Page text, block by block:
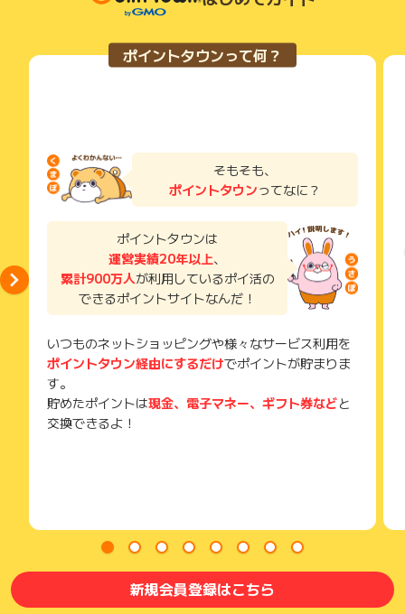
お問い合わせをした場合、ポイント獲得対象外となる場合がご
サービス・お買い物利用時にお電話など2つ以上の申し込み方
法がある場合、必ずサイト上のWEBフォームからお申し込みく
了などのメールは、ポイント獲得するまで必ず保管してくださ
獲得待ち・獲得失敗の状態でお問い合わせされる際に、該当の
メールを送っていただく場合がございます。
そのため、紛失・破棄された場合は対応いたしかねますので、
ご注意ください。
(※) SafariやChromeなどwebサイトを表示するアプリのこと
っているため、広告主はポイントに関する詳細を把握しており
そのため、ポイントタウンのポイントに関するお問い合わせを
広告主様に直接行わないようお願いいたします。
(3)「全商品15%OFF」などのキャンペーンを定期的に実施！
(4)マンガ購入で溜まったポイントは国内主要ポイントに手数料
無料で交換可能！ ポイントタウンって何？
そもそも、
ポイントタウンってなに？
ポイントタウンは
運営実績20年以上、
累計900万人が利用しているポイ活の
できるポイントサイトなんだ！
いつものネットショッピングや様々なサービス利用を
ポイントタウン経由にするだけでポイントが貯まりま
す。
貯めたポイントは現金、電子マネー、ギフト券などと
交換できるよ！
新規会員登録はこちら